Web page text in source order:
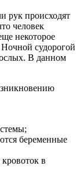
рук происходят
человек
некоторое
судорогой
В данном
беременные
в